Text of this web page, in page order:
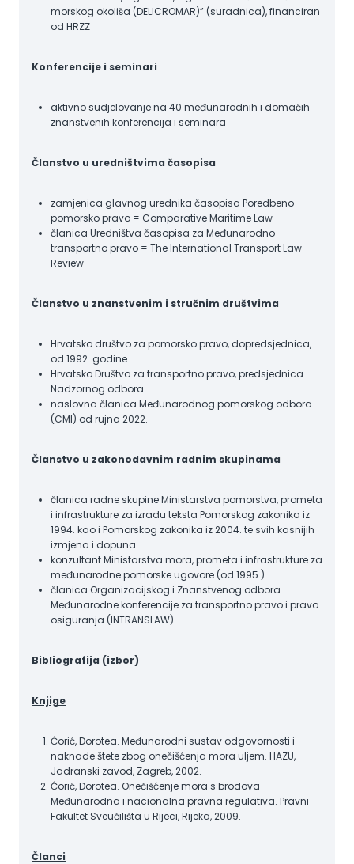
morskog okoliša (DELICROMAR)” (suradnica), financiran
od HRZZ
Konferencije i seminari
aktivno sudjelovanje na 40 međunarodnih i domaćih
znanstvenih konferencija i seminara
Članstvo u uredništvima časopisa
zamjenica glavnog urednika časopisa Poredbeno
pomorsko pravo = Comparative Maritime Law
članica Uredništva časopisa za Međunarodno
transportno pravo = The International Transport Law
Review
Članstvo u znanstvenim i stručnim društvima
Hrvatsko društvo za pomorsko pravo, dopredsjednica,
od 1992. godine
Hrvatsko Društvo za transportno pravo, predsjednica
Nadzornog odbora
naslovna članica Međunarodnog pomorskog odbora
(CMI) od rujna 2022.
Članstvo u zakonodavnim radnim skupinama
članica radne skupine Ministarstva pomorstva, prometa
i infrastrukture za izradu teksta Pomorskog zakonika iz
1994. kao i Pomorskog zakonika iz 2004. te svih kasnijih
izmjena i dopuna
konzultant Ministarstva mora, prometa i infrastrukture za
međunarodne pomorske ugovore (od 1995.)
članica Organizacijskog i Znanstvenog odbora
Međunarodne konferencije za transportno pravo i pravo
osiguranja (INTRANSLAW)
Bibliografija (izbor)
Knjige
Ćorić, Dorotea. Međunarodni sustav odgovornosti i
naknade štete zbog onečišćenja mora uljem. HAZU,
Jadranski zavod, Zagreb, 2002.
Ćorić, Dorotea. Onečišćenje mora s brodova –
Međunarodna i nacionalna pravna regulativa. Pravni
Fakultet Sveučilišta u Rijeci, Rijeka, 2009.
Članci